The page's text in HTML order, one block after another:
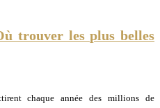
trouver les plus belles
chaque année des millions de